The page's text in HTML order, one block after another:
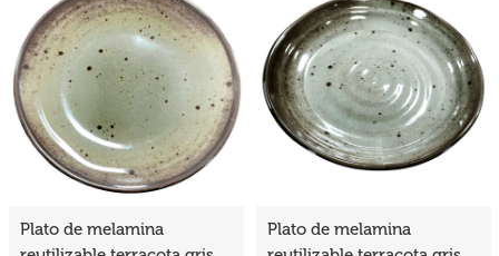
Plato de melamina
Plato de melamina